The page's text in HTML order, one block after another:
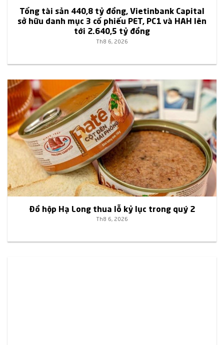
Tổng tài sản 440,8 tỷ đồng, Vietinbank Capital
sở hữu danh mục 3 cổ phiếu PET, PC1 và HAH lên
tới 2.640,5 tỷ đồng
Th8 6, 2026
Đồ hộp Hạ Long thua lỗ kỷ lục trong quý 2
Th8 6, 2026